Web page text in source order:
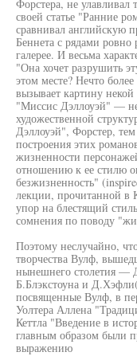
Форстера, не улавливал
своей статье "Ранние
сравнивал английскую
Беннета с рядами
галерее. И весьма
"Она хочет разрушить
этом месте? Нечто
вызывает картину
"Миссис Дэллоуэй" —
художественной
Дэллоуэй", Форстер, тем
построения этих
жизненности
отношению к ее стилю
безжизненность"
лекции, прочитанной в
упор на блестящий
сомнения по поводу
Поэтому неслучайно,
творчества Вулф,
нынешнего столетия —
Б.Блэкстоуна и
посвященные Вулф, в
Уолтера Аллена
Кеттла "Введение в
главным образом были
выражению